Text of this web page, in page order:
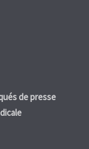
de presse